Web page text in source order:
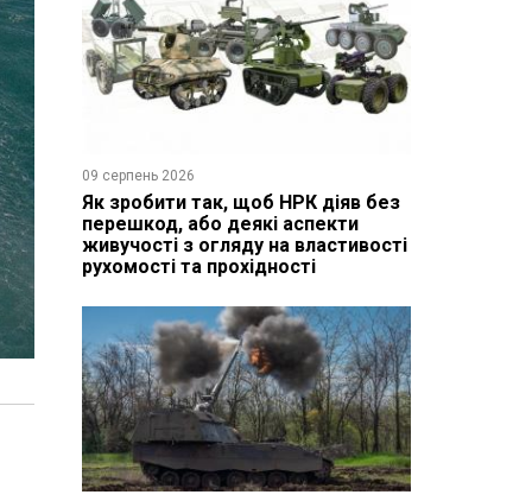
09 серпень 2026
Як зробити так, щоб НРК діяв без
перешкод, або деякі аспекти
живучості з огляду на властивості
рухомості та прохідності